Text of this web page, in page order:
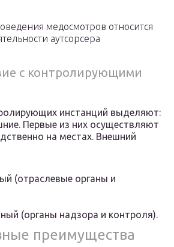
медосмотров относится
аутсорсера
с контролирующими
инстанций выделяют:
Первые из них осуществляют
на местах. Внешний
(отраслевые органы и
(органы надзора и контроля).
преимущества